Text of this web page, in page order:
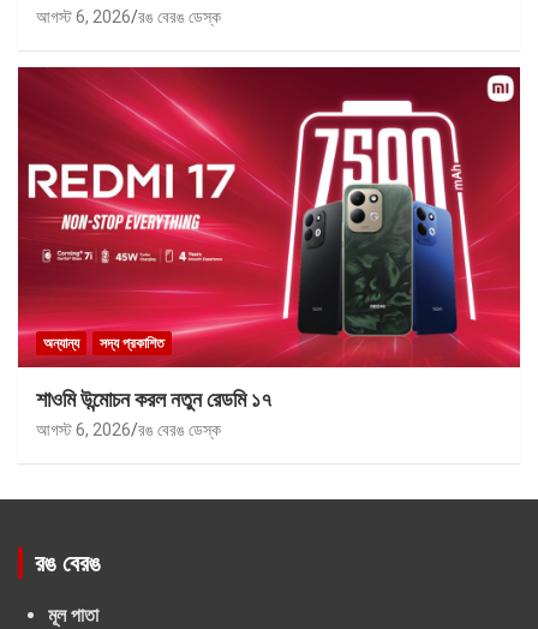
আগস্ট 6, 2026 রঙ বেরঙ ডেস্ক
অন্যান্য সদ্য প্রকাশিত
শাওমি উন্মোচন করল নতুন রেডমি ১৭
আগস্ট 6, 2026 রঙ বেরঙ ডেস্ক
রঙ বেরঙ
মূল পাতা